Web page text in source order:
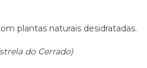
plantas naturais desidratadas.
do Cerrado)